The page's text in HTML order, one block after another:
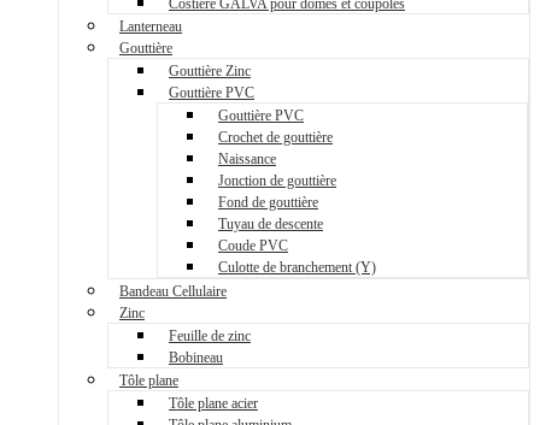
Costière GALVA pour dômes et coupoles
Lanterneau
Gouttière
Gouttière Zinc
Gouttière PVC
Gouttière PVC
Crochet de gouttière
Naissance
Jonction de gouttière
Fond de gouttière
Tuyau de descente
Coude PVC
Culotte de branchement (Y)
Bandeau Cellulaire
Zinc
Feuille de zinc
Bobineau
Tôle plane
Tôle plane acier